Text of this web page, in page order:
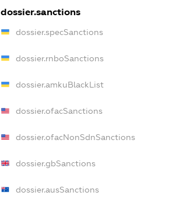
dossier.sanctions
dossier.specSanctions
dossier.rnboSanctions
dossier.amkuBlackList
dossier.ofacSanctions
dossier.ofacNonSdnSanctions
dossier.gbSanctions
dossier.ausSanctions